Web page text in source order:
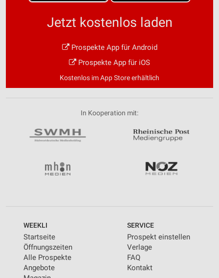
Jetzt kostenlos laden
Prospekte App für Android
Prospekte App für iOS
Kostenlos im App Store erhältlich
In Kooperation mit:
WEEKLI
Startseite
Öffnungszeiten
Alle Prospekte
Angebote
SERVICE
Prospekt einstellen
Verlage
FAQ
Kontakt